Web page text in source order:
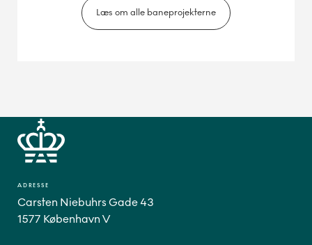
Læs om alle baneprojekterne
ADRESSE
Carsten Niebuhrs Gade 43
1577 København V